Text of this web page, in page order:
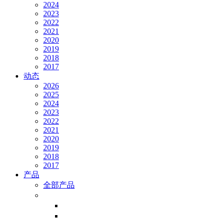
2024
2023
2022
2021
2020
2019
2018
2017
动态
2026
2025
2024
2023
2022
2021
2020
2019
2018
2017
产品
全部产品